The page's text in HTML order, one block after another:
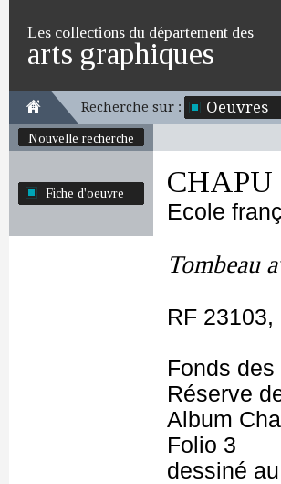
Les collections du département des
arts graphiques
Recherche sur : Oeuvres
Nouvelle recherche
Fiche d'oeuvre
Ecole
Tombeau
RF 23103,
Fonds
Réserve
Album
Folio 3
dessiné